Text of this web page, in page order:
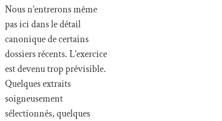
Nous n’entrerons même
pas ici dans le détail
canonique de certains
dossiers récents. L’exercice
est devenu trop prévisible.
Quelques extraits
soigneusement
sélectionnés, quelques